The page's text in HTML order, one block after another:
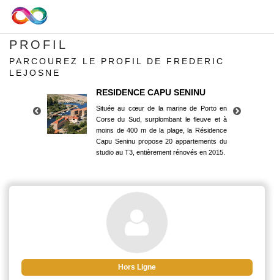
PROFIL
PARCOUREZ LE PROFIL DE FREDERIC
LEJOSNE
RESIDENCE CAPU SENINU
Située au cœur de la marine de Porto en
Corse du Sud, surplombant le fleuve et à
moins de 400 m de la plage, la Résidence
Capu Seninu propose 20 appartements du
studio au T3, entièrement rénovés en 2015.
Corse du Sud, surplombant le fleuve et à
moins de 400 m de la plage, la Résidence
Capu Seninu propose 20 appartements du
studio au T3, entièrement rénovés en 2015.
Hors Ligne